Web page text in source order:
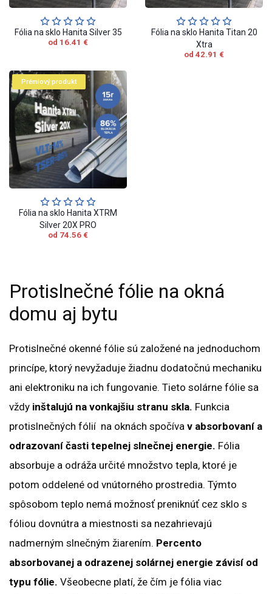
Fólia na sklo Hanita Silver 35
od 16.41 €
Fólia na sklo Hanita Titan 20
Xtra
od 42.91 €
Prémiový produkt
Fólia na sklo Hanita XTRM
Silver 20X PRO
od 74.56 €
Protislnečné fólie na okná
domu aj bytu
Protislnečné okenné fólie sú založené na jednoduchom
princípe, ktorý nevyžaduje žiadnu dodatočnú mechaniku
ani elektroniku na ich fungovanie. Tieto solárne fólie sa
vždy inštalujú na vonkajšiu stranu skla. Funkcia
protislnečných fólií na oknách spočíva v absorbovaní a
odrazovaní časti tepelnej slnečnej energie. Fólia
absorbuje a odráža určité množstvo tepla, ktoré je
potom oddelené od vnútorného prostredia. Týmto
spôsobom teplo nemá možnosť preniknúť cez sklo s
fóliou dovnútra a miestnosti sa nezahrievajú
nadmerným slnečným žiarením. Percento
absorbovanej a odrazenej solárnej energie závisí od
typu fólie. Všeobecne platí, že čím je fólia viac